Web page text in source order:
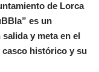
de Lorca
es un
y meta en el
casco histórico y su